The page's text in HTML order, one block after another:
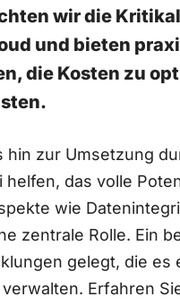
wir die
und bieten
die Kosten ⁣zu
⁤zur Umsetzung⁢
das volle
wie
zentrale Rolle. Ein
gelegt, die es
Erfahren